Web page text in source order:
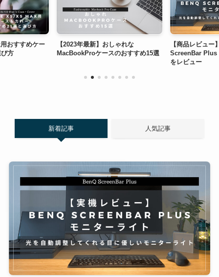
おすすめケー
方
【2023年最新】おしゃれな
MacBookProケースのおすすめ15選
【商品レビュー
ScreenBar Plus
をレビュー
新着記事 人気記事